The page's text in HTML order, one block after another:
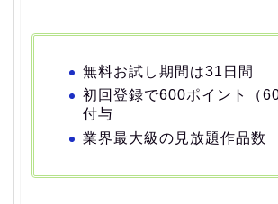
無料お試し期間は31日間
初回登録で600ポイント（
付与
業界最大級の見放題作品数